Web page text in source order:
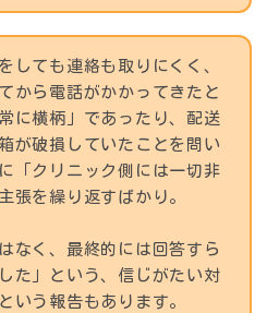
しても連絡も取りにくく、
から電話がかかってきたと
に横柄」であったり、配送
が破損していたことを問い
「クリニック側には一切非
張を繰り返すばかり。
なく、最終的には回答すら
た」という、信じがたい対
いう報告もあります。